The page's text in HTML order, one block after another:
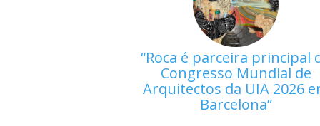
Roca é parceira principal
Congresso Mundial de
Arquitectos da UIA 2026
Barcelona